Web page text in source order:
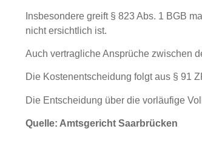
Insbesondere greift § 823 Abs. 1 BGB
nicht ersichtlich ist.
Auch vertragliche Ansprüche zwischen
Die Kostenentscheidung folgt aus § 91
Die Entscheidung über die vorläufige
Quelle: Amtsgericht Saarbrücken